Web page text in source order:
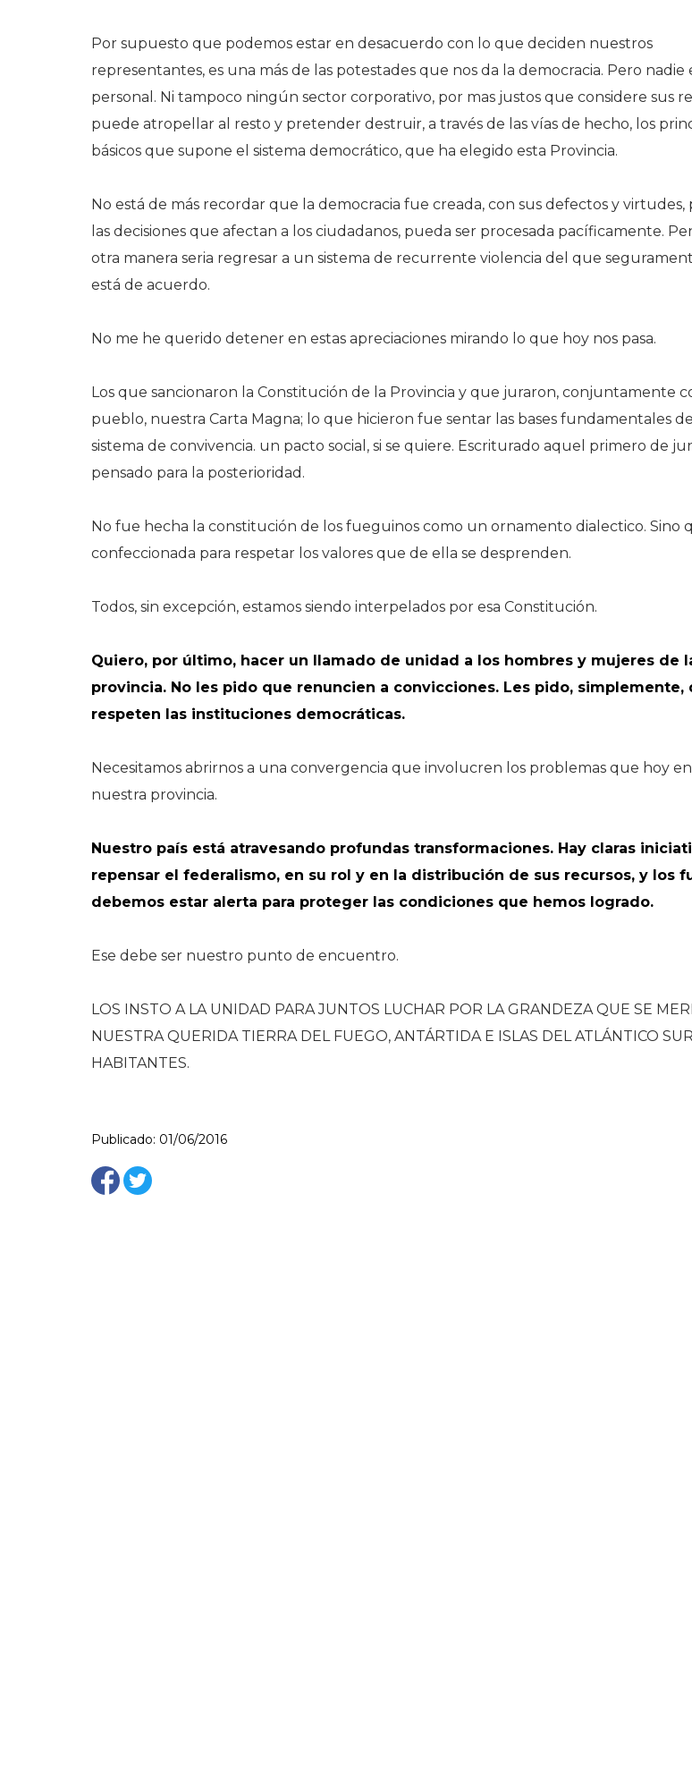
Por supuesto que podemos estar en desacuerdo con lo que deciden nuestros
representantes, es una más de las potestades que nos da la democracia. Pero nadie
personal. Ni tampoco ningún sector corporativo, por mas justos que considere sus
puede atropellar al resto y pretender destruir, a través de las vías de hecho, los
básicos que supone el sistema democrático, que ha elegido esta Provincia.
No está de más recordar que la democracia fue creada, con sus defectos y virtudes,
las decisiones que afectan a los ciudadanos, pueda ser procesada pacíficamente.
otra manera seria regresar a un sistema de recurrente violencia del que
está de acuerdo.
No me he querido detener en estas apreciaciones mirando lo que hoy nos pasa.
Los que sancionaron la Constitución de la Provincia y que juraron, conjuntamente
pueblo, nuestra Carta Magna; lo que hicieron fue sentar las bases fundamentales
sistema de convivencia. un pacto social, si se quiere. Escriturado aquel primero de
pensado para la posterioridad.
No fue hecha la constitución de los fueguinos como un ornamento dialectico. Sino
confeccionada para respetar los valores que de ella se desprenden.
Todos, sin excepción, estamos siendo interpelados por esa Constitución.
Quiero, por último, hacer un llamado de unidad a los hombres y mujeres de
provincia. No les pido que renuncien a convicciones. Les pido, simplemente,
respeten las instituciones democráticas.
Necesitamos abrirnos a una convergencia que involucren los problemas que hoy
nuestra provincia.
Nuestro país está atravesando profundas transformaciones. Hay claras
repensar el federalismo, en su rol y en la distribución de sus recursos, y los
debemos estar alerta para proteger las condiciones que hemos logrado.
Ese debe ser nuestro punto de encuentro.
LOS INSTO A LA UNIDAD PARA JUNTOS LUCHAR POR LA GRANDEZA QUE SE
NUESTRA QUERIDA TIERRA DEL FUEGO, ANTÁRTIDA E ISLAS DEL ATLÁNTICO
HABITANTES.
Publicado: 01/06/2016